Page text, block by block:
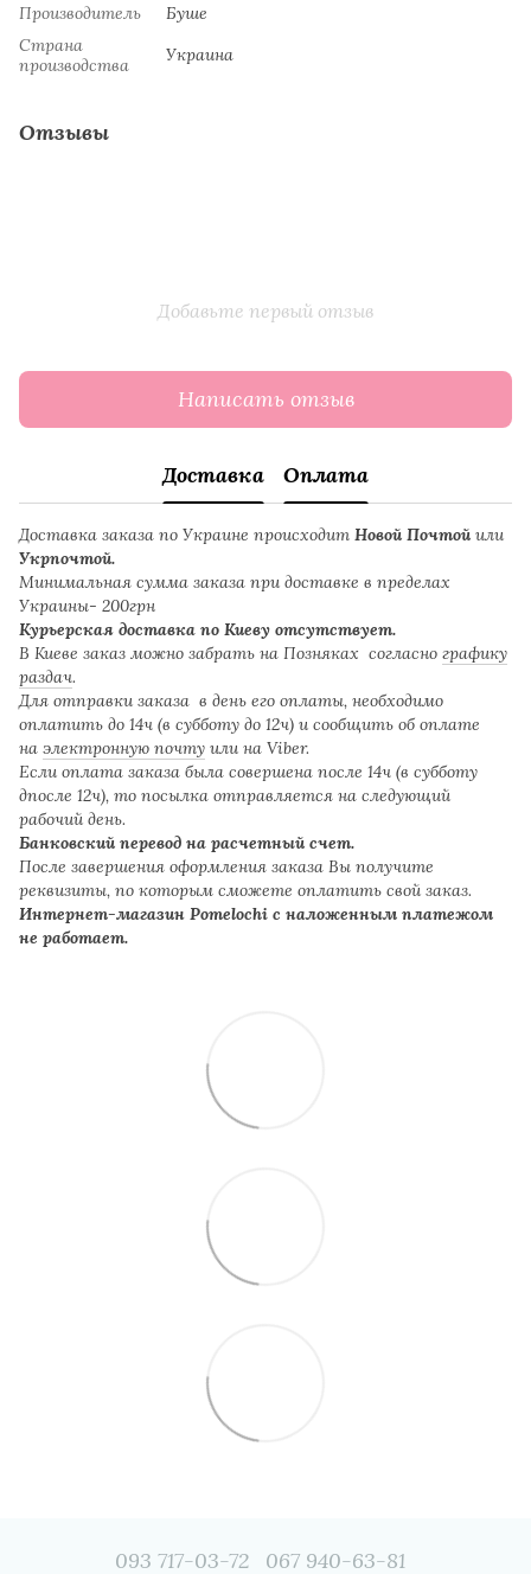
Производитель
Буше
Страна
производства
Украина
Отзывы
Добавьте первый отзыв
Написать отзыв
Доставка Оплата
Доставка заказа по Украине происходит Новой Почтой или
Укрпочтой.
Минимальная сумма заказа при доставке в пределах
Украины- 200грн
Курьерская доставка по Киеву отсутствует.
В Киеве заказ можно забрать на Позняках согласно графику
раздач.
Для отправки заказа в день его оплаты, необходимо
оплатить до 14ч (в субботу до 12ч) и сообщить об оплате
на электронную почту или на Viber.
Если оплата заказа была совершена после 14ч (в субботу
дпосле 12ч), то посылка отправляется на следующий
рабочий день.
Банковский перевод на расчетный счет.
После завершения оформления заказа Вы получите
реквизиты, по которым сможете оплатить свой заказ.
Интернет-магазин Pomelochi с наложенным платежом
не работает.
093 717-03-72 067 940-63-81